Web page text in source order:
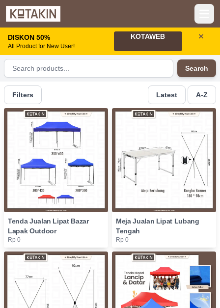
DISKON 50%
All Product for New User!
KOTAWEB
Search
Filters Latest A-Z
Tenda Jualan Lipat Bazar
Lapak Outdoor
Rp 0
Meja Jualan Lipat Lubang
Tengah
Rp 0